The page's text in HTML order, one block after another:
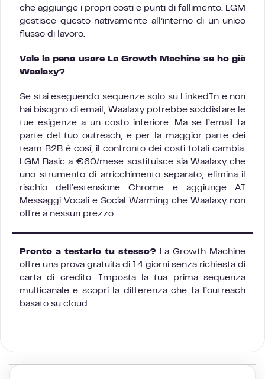
che aggiunge i propri costi e punti di fallimento. LGM
gestisce questo nativamente all’interno di un unico
flusso di lavoro.
Vale la pena usare La Growth Machine se ho già
Waalaxy?
Se stai eseguendo sequenze solo su LinkedIn e non
hai bisogno di email, Waalaxy potrebbe soddisfare le
tue esigenze a un costo inferiore. Ma se l’email fa
parte del tuo outreach, e per la maggior parte dei
team B2B è così, il confronto dei costi totali cambia.
LGM Basic a €60/mese sostituisce sia Waalaxy che
uno strumento di arricchimento separato, elimina il
rischio dell’estensione Chrome e aggiunge AI
Messaggi Vocali e Social Warming che Waalaxy non
offre a nessun prezzo.
Pronto a testarlo tu stesso? La Growth Machine
offre una prova gratuita di 14 giorni senza richiesta di
carta di credito. Imposta la tua prima sequenza
multicanale e scopri la differenza che fa l’outreach
basato su cloud.